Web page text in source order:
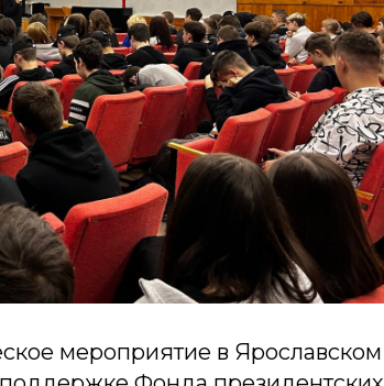
мероприятие в Ярославском